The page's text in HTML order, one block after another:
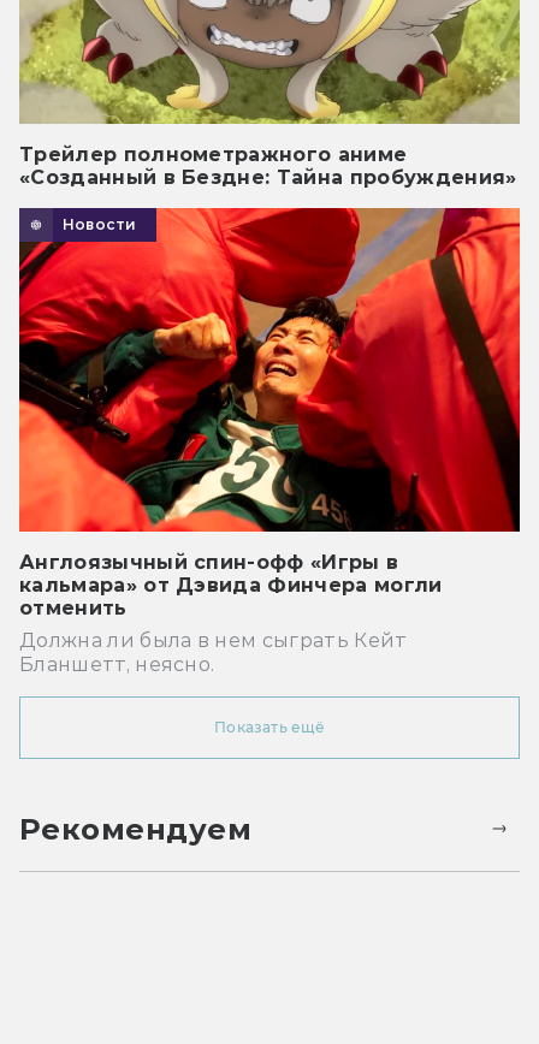
Трейлер полнометражного аниме
«Созданный в Бездне: Тайна пробуждения»
Новости
Англоязычный спин-офф «Игры в
кальмара» от Дэвида Финчера могли
отменить
Должна ли была в нем сыграть Кейт
Бланшетт, неясно.
Показать ещё
Рекомендуем